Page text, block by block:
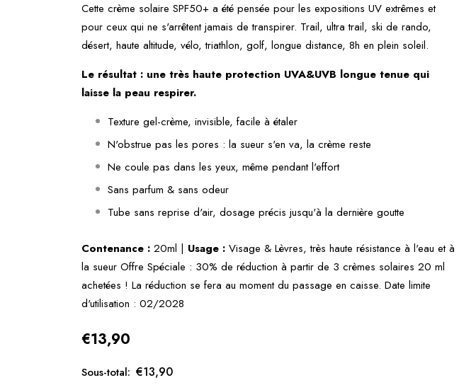
Cette crème solaire SPF50+ a été pensée pour les expositions UV extrêmes et
pour ceux qui ne s'arrêtent jamais de transpirer. Trail, ultra trail, ski de rando,
désert, haute altitude, vélo, triathlon, golf, longue distance, 8h en plein soleil.
Le résultat : une très haute protection UVA&UVB longue tenue qui
laisse la peau respirer.
Texture gel-crème, invisible, facile à étaler
N'obstrue pas les pores : la sueur s'en va, la crème reste
Ne coule pas dans les yeux, même pendant l'effort
Sans parfum & sans odeur
Tube sans reprise d'air, dosage précis jusqu'à la dernière goutte
Contenance :20ml | Usage :Visage & Lèvres, très haute résistance à l'eau et à
la sueur Offre Spéciale : 30% de réduction à partir de 3 crèmes solaires 20 ml
achetées ! La réduction se fera au moment du passage en caisse. Date limite
d'utilisation : 02/2028
€13,90
Sous-total: €13,90